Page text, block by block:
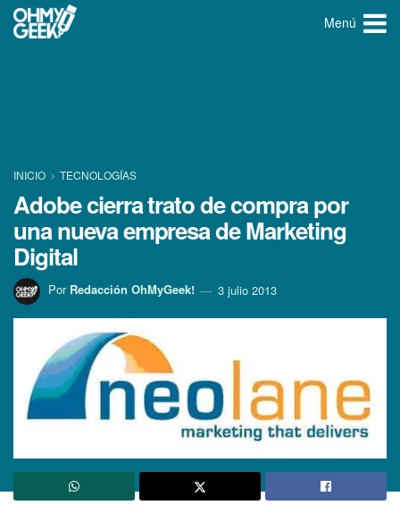
Menú
INICIO TECNOLOGÍ­AS
Adobe cierra trato de compra por
una nueva empresa de Marketing
Digital
Por Redacción OhMyGeek! 3 julio 2013